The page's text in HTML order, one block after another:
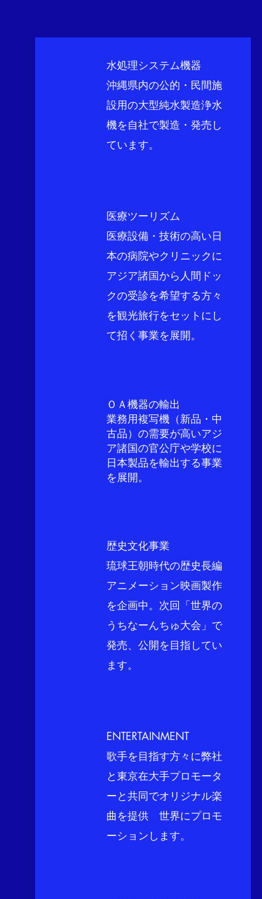
水処理システム機器
沖縄県内の公的・民間施
設用の大型純水製造浄水
機を自社で製造・発売し
ています。
​医療ツーリズム
​医療設備・技術の高い日
本の病院やクリニックに
アジア諸国から人間ドッ
クの受診を希望する方々
を観光旅行をセットにし
て招く事業を展開。
ＯＡ機器の輸出
​業務用複写機（新品・中
古品）の需要が高いアジ
ア諸国の官公庁や学校に
日本製品を輸出する事業
を展開。
歴史文化事業
琉球王朝時代の歴史長編
アニメーション映画製作
を企画中。次回 「世界の
うちなーんちゅ大会」で
発売、 公開を目指してい
ます。
​ENTERTAINMENT
​歌手を目指す方々に弊社
と東京在大手プロモータ
ーと共同でオリジナル楽
曲を提供 世界にプロモ
ーションします。